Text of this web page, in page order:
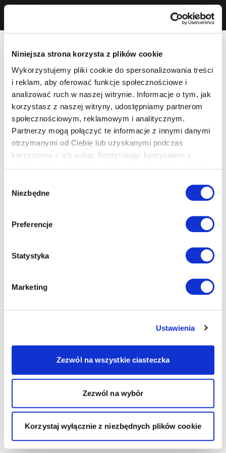
Niniejsza strona korzysta z plików cookie
Wykorzystujemy pliki cookie do spersonalizowania treści
i reklam, aby oferować funkcje społecznościowe i
analizować ruch w naszej witrynie. Informacje o tym, jak
korzystasz z naszej witryny, udostępniamy partnerom
społecznościowym, reklamowym i analitycznym.
Partnerzy mogą połączyć te informacje z innymi danymi
otrzymanymi od Ciebie lub uzyskanymi podczas
korzystania z ich usług. Kontynuując korzystanie z
zgody
Niezbędne
Preferencje
Statystyka
Marketing
Ustawienia
Zezwól na wszystkie ciasteczka
Zezwól na wybór
Korzystaj wyłącznie z niezbędnych plików cookie